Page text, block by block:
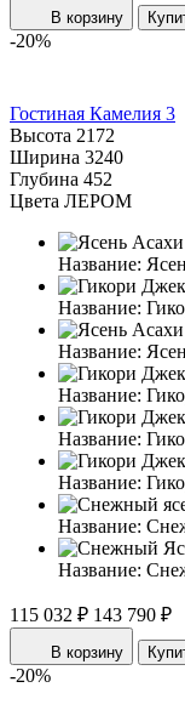
В корзину
-20%
Гостиная Камелия 3
Высота 2172
Ширина 3240
Глубина 452
Цвета ЛЕРОМ
Название:
Название:
Название:
Название:
Название:
Название:
Название:
Название:
115 032 ₽ 143 790 ₽
В корзину
-20%